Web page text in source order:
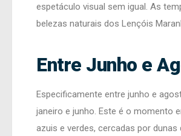
espetáculo visual sem igual. As
belezas naturais dos Lençóis
Entre Junho e
Especificamente entre junho e
janeiro e junho. Este é o momento
azuis e verdes, cercadas por